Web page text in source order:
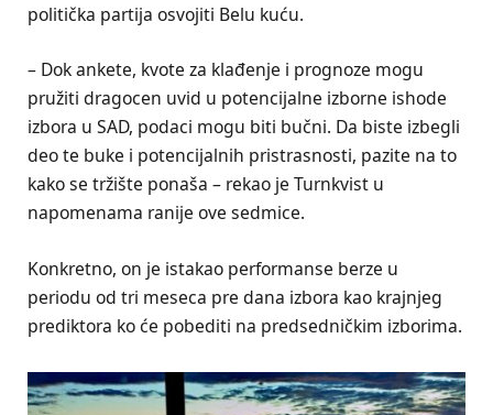
politička partija osvojiti Belu kuću.
– Dok ankete, kvote za klađenje i prognoze mogu
pružiti dragocen uvid u potencijalne izborne ishode
izbora u SAD, podaci mogu biti bučni. Da biste izbegli
deo te buke i potencijalnih pristrasnosti, pazite na to
kako se tržište ponaša – rekao je Turnkvist u
napomenama ranije ove sedmice.
Konkretno, on je istakao performanse berze u
periodu od tri meseca pre dana izbora kao krajnjeg
prediktora ko će pobediti na predsedničkim izborima.